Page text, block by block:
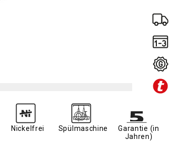
Nickelfrei Spülmaschine
Garantie (in
Jahren)